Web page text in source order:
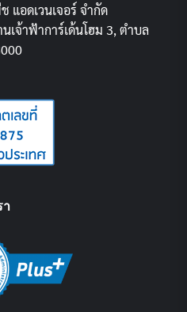
แอดเวนเจอร์ จำกัด
จ้าฟ้าการ์เด้นโฮม 3, ตำบล
า